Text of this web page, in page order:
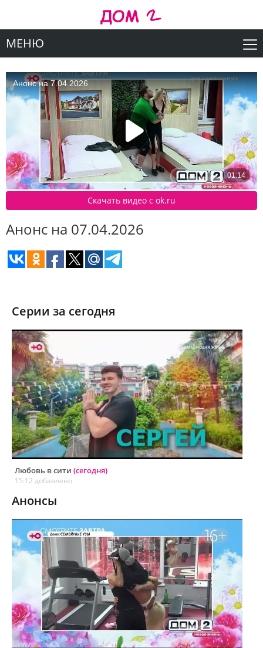
МЕНЮ
Скачать видео c ok.ru
Анонс на 07.04.2026
Серии за сегодня
Любовь в сити (сегодня)
15:12 добавлено
Анонсы